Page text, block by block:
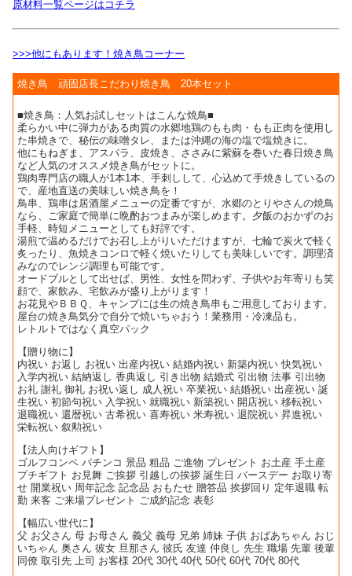
原材料一覧ページはコチラ
>>>他にもあります！焼き鳥コーナー
焼き鳥 頑固店長こだわり焼き鳥 20本セット
■焼き鳥：人気お試しセットはこんな焼鳥■
柔らかい中に弾力がある肉質の水郷地鶏のもも肉・もも正肉を使用し
た串焼きで、秘伝の味噌タレ、または沖縄の海の塩で塩焼きに。
他にもねぎま、アスパラ、皮焼き、ささみに紫蘇を巻いた春日焼き鳥
など人気のオススメ焼き鳥がセットに。
鶏肉専門店の職人が1本1本、手刺しして、心込めて手焼きしているの
で、産地直送の美味しい焼き鳥を！
鳥串、鶏串は居酒屋メニューの定番ですが、水郷のとりやさんの焼鳥
なら、ご家庭で簡単に晩酌おつまみが楽しめます。夕飯のおかずのお
手軽、時短メニューとしても好評です。
湯煎で温めるだけでお召し上がりいただけますが、七輪で炭火で軽く
炙ったり、魚焼きコンロで軽く焼いたりしても美味しいです。調理済
みなのでレンジ調理も可能です。
オードブルとして出せば、男性、女性を問わず、子供やお年寄りも笑
顔で、家飲み、宅飲みが盛り上がります！
お花見やＢＢＱ、キャンプには生の焼き鳥串もご用意しております。
屋台の焼き鳥気分で自分で焼いちゃおう！業務用・冷凍品も。
レトルトではなく真空パック
【贈り物に】
内祝い お返し お祝い 出産内祝い 結婚内祝い 新築内祝い 快気祝い
入学内祝い 結納返し 香典返し 引き出物 結婚式 引出物 法事 引出物
お礼 謝礼 御礼 お祝い返し 成人祝い 卒業祝い 結婚祝い 出産祝い 誕
生祝い 初節句祝い 入学祝い 就職祝い 新築祝い 開店祝い 移転祝い
退職祝い 還暦祝い 古希祝い 喜寿祝い 米寿祝い 退院祝い 昇進祝い
栄転祝い 叙勲祝い
【法人向けギフト】
ゴルフコンペ パチンコ 景品 粗品 ご進物 プレゼント お土産 手土産
プチギフト お見舞 ご挨拶 引越しの挨拶 誕生日 バースデー お取り寄
せ 開業祝い 周年記念 記念品 おもたせ 贈答品 挨拶回り 定年退職 転
勤 来客 ご来場プレゼント ご成約記念 表彰
【幅広い世代に】
父 お父さん 母 お母さん 義父 義母 兄弟 姉妹 子供 おばあちゃん おじ
いちゃん 奥さん 彼女 旦那さん 彼氏 友達 仲良し 先生 職場 先輩 後輩
同僚 取引先 上司 お客様 20代 30代 40代 50代 60代 70代 80代